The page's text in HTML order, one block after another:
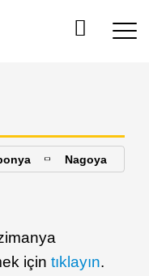
Nagoya
için tıklayın.